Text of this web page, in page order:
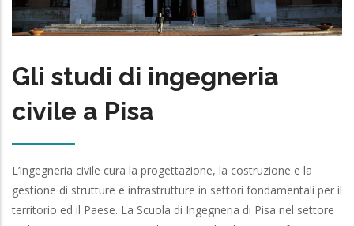
Gli studi di ingegneria
civile a Pisa
L’ingegneria civile cura la progettazione, la costruzione e la
gestione di strutture e infrastrutture in settori fondamentali per il
territorio ed il Paese. La Scuola di Ingegneria di Pisa nel settore